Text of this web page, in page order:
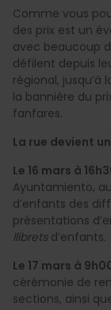
Comme vous
des prix est un
avec beaucoup
défilent depuis
régional,
la bannière du
fanfares.
La rue devient
Le 16 mars à
Ayuntamiento,
d’enfants des
présentations
llibretsd’enfants.
Le 17 mars à
cérémonie de
sections, ainsi